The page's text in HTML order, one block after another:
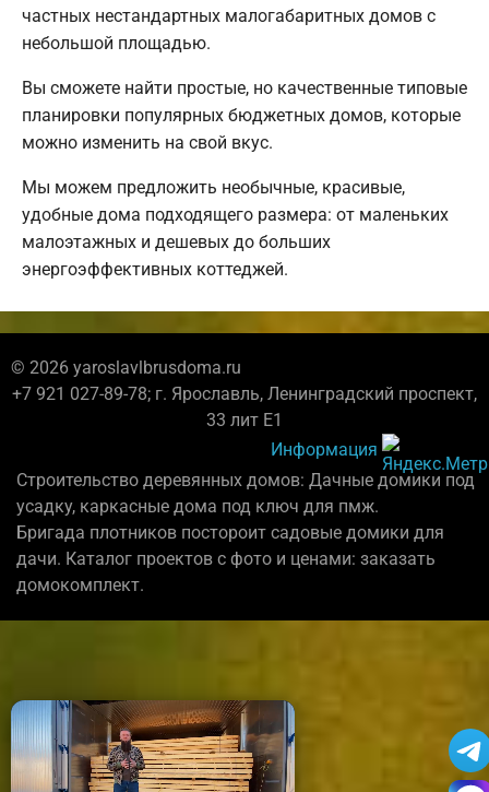
частных нестандартных малогабаритных домов с
небольшой площадью.
Вы сможете найти простые, но качественные типовые
планировки популярных бюджетных домов, которые
можно изменить на свой вкус.
Мы можем предложить необычные, красивые,
удобные дома подходящего размера: от маленьких
малоэтажных и дешевых до больших
энергоэффективных коттеджей.
© 2026 yaroslavlbrusdoma.ru
+7 921 027-89-78; г. Ярославль, Ленинградский проспект,
33 лит Е1
Информация
Строительство деревянных домов: Дачные домики под
усадку, каркасные дома под ключ для пмж.
Бригада плотников постороит садовые домики для
дачи. Каталог проектов с фото и ценами: заказать
домокомплект.